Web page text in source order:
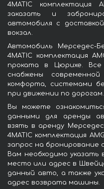
4MATIC
заказать и
автомобиля с
вокзал.
Автомобиль Мерседес-
4MATIC комплектация
проката в Цюрихе. Все
снабжены
комфорта, системами
при движении по дорогам.
Вы можете
данными для аренды
взять в аренду
4MATIC комплектация
запрос на бронирование
Вам необходимо
место или адрес в
данный авто, а также
адрес возврата машины.